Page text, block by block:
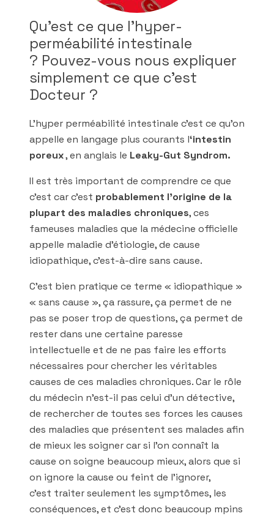
Qu’est ce que l’hyper-
perméabilité intestinale
? Pouvez-vous nous expliquer
simplement ce que c’est
Docteur ?
L’hyper perméabilité intestinale c’est ce qu’on
appelle en langage plus courants l‘intestin
poreux, en anglais le Leaky-Gut Syndrom.
Il est très important de comprendre ce que
c’est car c’est probablement l’origine de la
plupart des maladies chroniques, ces
fameuses maladies que la médecine officielle
appelle maladie d’étiologie, de cause
idiopathique, c’est-à-dire sans cause.
C’est bien pratique ce terme « idiopathique »
« sans cause », ça rassure, ça permet de ne
pas se poser trop de questions, ça permet de
rester dans une certaine paresse
intellectuelle et de ne pas faire les efforts
nécessaires pour chercher les véritables
causes de ces maladies chroniques. Car le rôle
du médecin n’est-il pas celui d’un détective,
de rechercher de toutes ses forces les causes
des maladies que présentent ses malades afin
de mieux les soigner car si l’on connaît la
cause on soigne beaucoup mieux, alors que si
on ignore la cause ou feint de l’ignorer,
c’est traiter seulement les symptômes, les
conséquences, et c’est donc beaucoup mpins